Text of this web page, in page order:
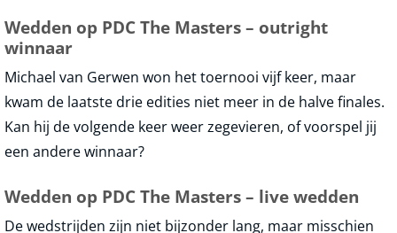
Wedden op PDC The Masters – outright
winnaar
Michael van Gerwen won het toernooi vijf keer, maar
kwam de laatste drie edities niet meer in de halve finales.
Kan hij de volgende keer weer zegevieren, of voorspel jij
een andere winnaar?
Wedden op PDC The Masters – live wedden
De wedstrijden zijn niet bijzonder lang, maar misschien